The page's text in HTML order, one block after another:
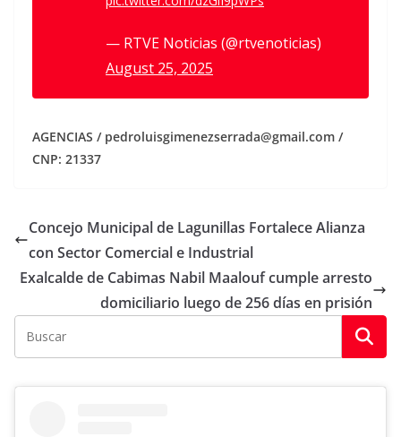
— RTVE Noticias (@rtvenoticias)
August 25, 2025
AGENCIAS / pedroluisgimenezserrada@gmail.com /
CNP: 21337
Concejo Municipal de Lagunillas Fortalece Alianza
con Sector Comercial e Industrial​
Exalcalde de Cabimas Nabil Maalouf cumple arresto
domiciliario luego de 256 días en prisión